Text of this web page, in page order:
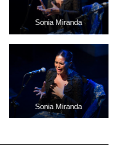
Sonia Miranda
Sonia Miranda